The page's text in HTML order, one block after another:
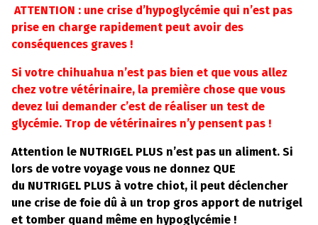
ATTENTION : une crise d’hypoglycémie qui n’est pas
prise en charge rapidement peut avoir des
conséquences graves !
Si votre chihuahua n’est pas bien et que vous allez
chez votre vétérinaire, la première chose que vous
devez lui demander c’est de réaliser un test de
glycémie. Trop de vétérinaires n’y pensent pas !
Attention le NUTRIGEL PLUS n’est pas un aliment. Si
lors de votre voyage vous ne donnez QUE
du NUTRIGEL PLUS à votre chiot, il peut déclencher
une crise de foie dû à un trop gros apport de nutrigel
et tomber quand même en hypoglycémie !